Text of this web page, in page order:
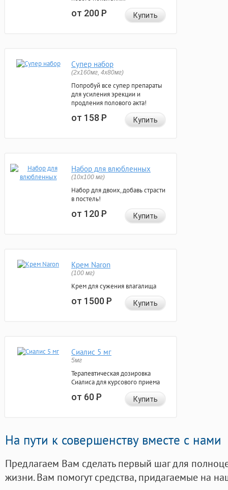
от 200Р Купить
Супер набор
(2х160мг, 4х80мг)
Попробуй все супер препараты
для усиления эрекции и
продления полового акта!
от 158Р Купить
Набор для влюбленных
(10х100 мг)
Набор для двоих, добавь страсти
в постель!
от 120Р Купить
Крем Naron
(100 мг)
Крем для сужения влагалища
от 1500Р Купить
Сиалис 5 мг
5мг
Терапевтическая дозировка
Сиалиса для курсового приема
от 60Р Купить
На пути к совершенству вместе с нами
Предлагаем Вам сделать первый шаг для
жизни. Вам помогут средства, придагаемые на